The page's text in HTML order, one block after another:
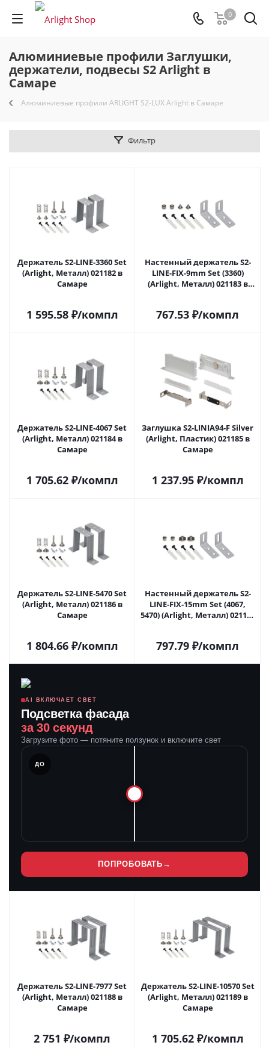
0
Алюминиевые профили Заглушки,
держатели, подвесы S2 Arlight в
Самаре
Алюминиевые профили ARLIGHT S2-LUX Arlight в Самаре
Фильтр
Держатель S2-LINE-3360 Set
(Arlight, Металл) 021182 в
Самаре
1 595.58₽/компл
Настенный держатель S2-
LINE-FIX-9mm Set (3360)
(Arlight, Металл) 021183 в
767.53 ₽/компл
Держатель S2-LINE-4067 Set
(Arlight, Металл) 021184 в
Самаре
1 705.62₽/компл
Заглушка S2-LINIA94-F Silver
(Arlight, Пластик) 021185 в
Самаре
1 237.95₽/компл
Держатель S2-LINE-5470 Set
(Arlight, Металл) 021186 в
Самаре
1 804.66₽/компл
Настенный держатель S2-
LINE-FIX-15mm Set (4067,
5470) (Arlight, Металл) 021187
797.79 ₽/компл
AI ВКЛЮЧАЕТ СВЕТ
Подсветка фасада
за 30 секунд
Загрузите фото — потяните ползунок и включите свет
ДО
ПОПРОБОВАТЬ →
Держатель S2-LINE-7977 Set
(Arlight, Металл) 021188 в
Самаре
2 751 ₽/компл
Держатель S2-LINE-10570 Set
(Arlight, Металл) 021189 в
Самаре
1 705.62₽/компл